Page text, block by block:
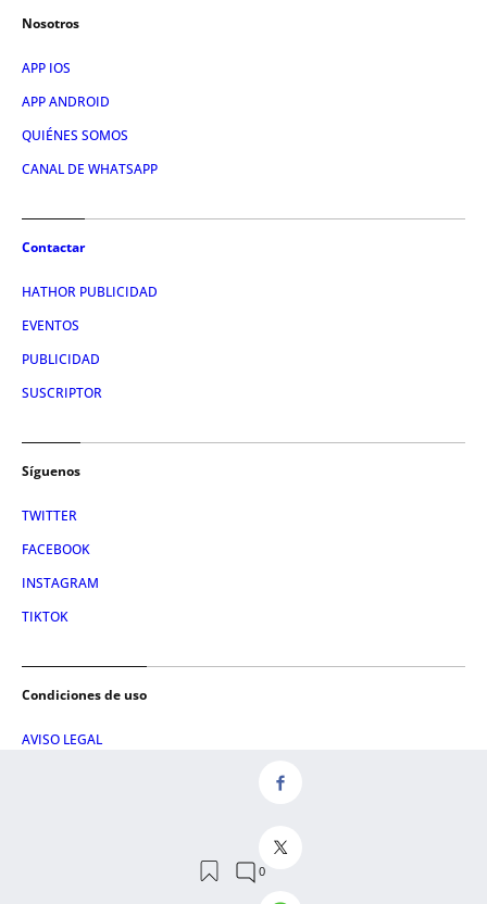
Nosotros
APP IOS
APP ANDROID
QUIÉNES SOMOS
CANAL DE WHATSAPP
Contactar
HATHOR PUBLICIDAD
EVENTOS
PUBLICIDAD
SUSCRIPTOR
Síguenos
TWITTER
FACEBOOK
INSTAGRAM
TIKTOK
Condiciones de uso
AVISO LEGAL